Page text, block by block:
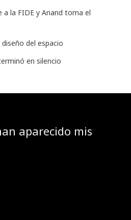
a la FIDE y Anand toma el
del espacio
en silencio
aparecido mis